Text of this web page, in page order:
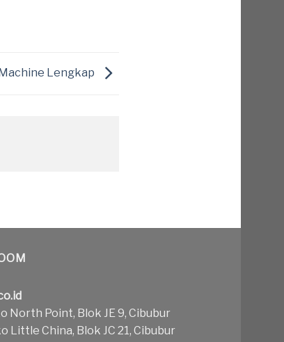
Lengkap
North Point, Blok JE 9, Cibubur
Little China, Blok JC 21, Cibubur